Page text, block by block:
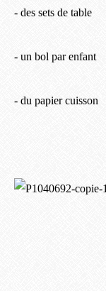
- des sets de table
- un bol par enfant
- du papier cuisson